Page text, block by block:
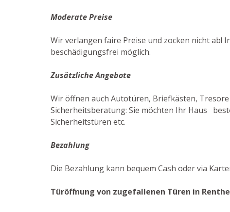
Moderate Preise
Wir verlangen faire Preise und zocken nicht ab!
beschädigungsfrei möglich.
Zusätzliche Angebote
Wir öffnen auch Autotüren, Briefkästen, Tresore
Sicherheitsberatung: Sie möchten Ihr Haus
Sicherheitstüren etc.
Bezahlung
Die Bezahlung kann bequem Cash oder via
Türöffnung von zugefallenen Türen in